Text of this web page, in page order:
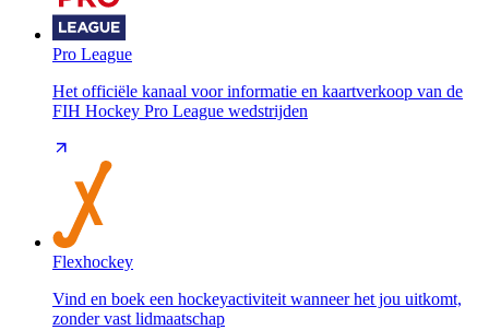
Pro League
Het officiële kanaal voor informatie en kaartverkoop van de
FIH Hockey Pro League wedstrijden
Flexhockey
Vind en boek een hockeyactiviteit wanneer het jou uitkomt,
zonder vast lidmaatschap